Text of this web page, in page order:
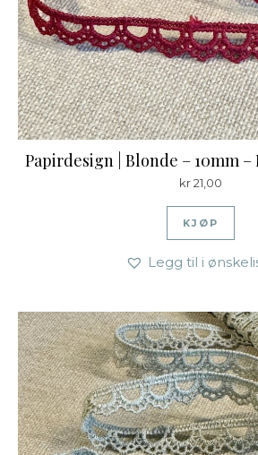
Papirdesign | Blonde – 10mm
kr21,00
KJØP
Legg til i